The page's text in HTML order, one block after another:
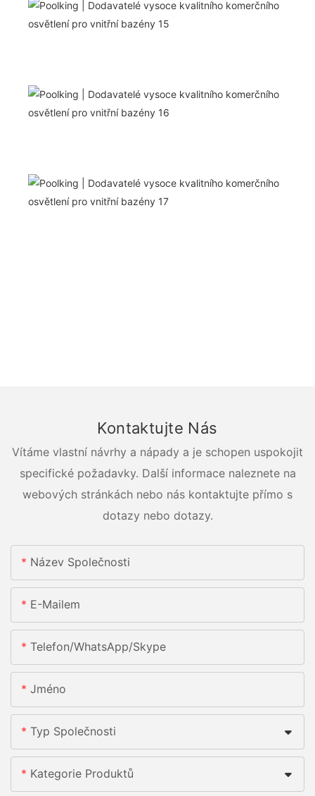
Kontaktujte Nás
Vítáme vlastní návrhy a nápady a je schopen uspokojit
specifické požadavky. Další informace naleznete na
webových stránkách nebo nás kontaktujte přímo s
dotazy nebo dotazy.
Název Společnosti
E-Mailem
Telefon/whatsApp/skype
Jméno
Typ Společnosti
Kategorie Produktů